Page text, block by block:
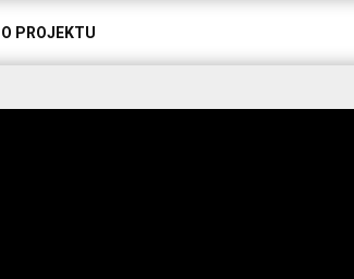
O PROJEKTU